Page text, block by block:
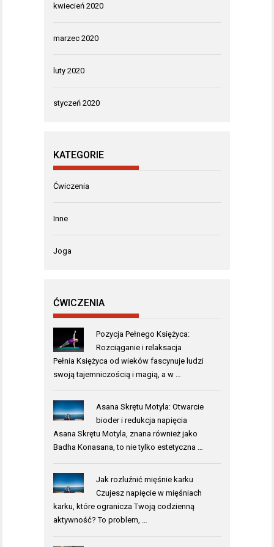
kwiecień 2020
marzec 2020
luty 2020
styczeń 2020
KATEGORIE
Ćwiczenia
Inne
Joga
ĆWICZENIA
Pozycja Pełnego Księżyca:
Rozciąganie i relaksacja
Pełnia Księżyca od wieków fascynuje ludzi
swoją tajemniczością i magią, a w …
Asana Skrętu Motyla: Otwarcie
bioder i redukcja napięcia
Asana Skrętu Motyla, znana również jako
Badha Konasana, to nie tylko estetyczna …
Jak rozluźnić mięśnie karku
Czujesz napięcie w mięśniach
karku, które ogranicza Twoją codzienną
aktywność? To problem, …